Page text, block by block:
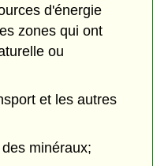
d'énergie
zones qui ont
ou
et les autres
minéraux;